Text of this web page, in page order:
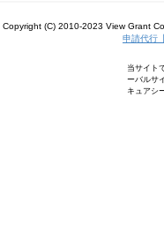
Copyright (C) 2010-2023 View Grant
申請代行
当サイト
ーバルサ
キュアシ